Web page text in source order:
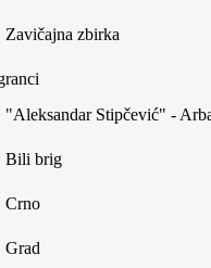
Zavičajna zbirka
"Aleksandar Stipčević" -
Bili brig
Crno
Grad